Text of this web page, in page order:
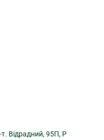
Відрадний, 95П, Р